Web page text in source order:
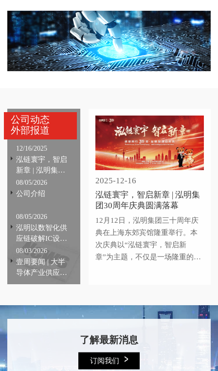
公司动态
外部报道
12/16/2025
泓链寰宇，智启
新章 | 泓明集团
30周年庆典圆满
落幕
08/05/2026
公司介绍
08/05/2026
泓明以数智化供
应链破解IC设计
行业痛点，全链
路提效赋能产业
自主可控
08/03/2026
壹周要闻 | 大半
导体产业供应链
动态#223期
2025-12-16
泓链寰宇，智启新章 | 泓明集
团30周年庆典圆满落幕
12月12日，泓明集团三十周年庆
典在上海东郊宾馆隆重举行。本
次庆典以“泓链寰宇，智启新
章”为主题，不仅是一场隆重的纪
与宝贵支持，凝结着每一位泓明
人的拼搏与汗水，也离不开众多
建设的持续滋养。
了解最新消息
订阅我们